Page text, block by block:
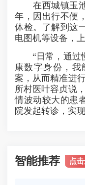
在西城镇玉池
年，因出行不便
体检。了解到这
电图机等设备，
“日常，通过慢
康数字身份，
案，从而精准进
所村医叶容贞说
情波动较大的患
院发起转诊，实
智能推荐 点